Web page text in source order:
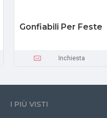
Gonfiabili Per Feste
Inchiesta
I PIÙ VISTI